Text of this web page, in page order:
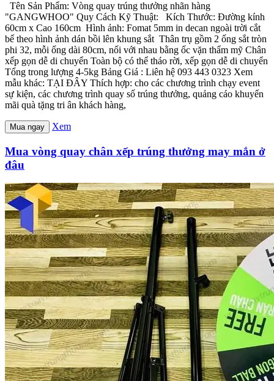
Tên Sản Phẩm: Vòng quay trúng thưởng nhãn hàng
"GANGWHOO" Quy Cách Kỹ Thuật: Kích Thước: Đường kính
60cm x Cao 160cm Hình ảnh: Fomat 5mm in decan ngoài trời cắt
bế theo hình ảnh dán bồi lên khung sắt Thân trụ gồm 2 ống sắt tròn
phi 32, mỗi ống dài 80cm, nối với nhau bằng ốc vặn thẩm mỹ Chân
xếp gọn dễ di chuyển Toàn bộ có thể tháo rời, xếp gọn dễ di chuyển
Tổng trong lượng 4-5kg Bảng Giá : Liên hệ 093 443 0323 Xem
mẫu khác: TẠI ĐÂY Thích hợp: cho các chương trình chạy event
sự kiện, các chương trình quay số trúng thưởng, quảng cáo khuyến
mãi quà tặng tri ân khách hàng,
Mua ngay Xem
Mua vòng quay chân xếp trúng thưởng may mắn ở
đâu